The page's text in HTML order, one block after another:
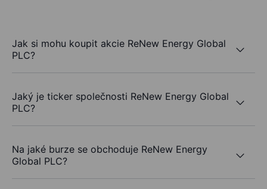
Jak si mohu koupit akcie ReNew Energy Global
PLC?
Jaký je ticker společnosti ReNew Energy Global
PLC?
Na jaké burze se obchoduje ReNew Energy
Global PLC?